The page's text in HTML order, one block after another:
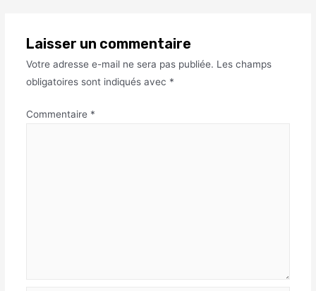
Laisser un commentaire
Votre adresse e-mail ne sera pas publiée. Les champs
obligatoires sont indiqués avec *
Commentaire *